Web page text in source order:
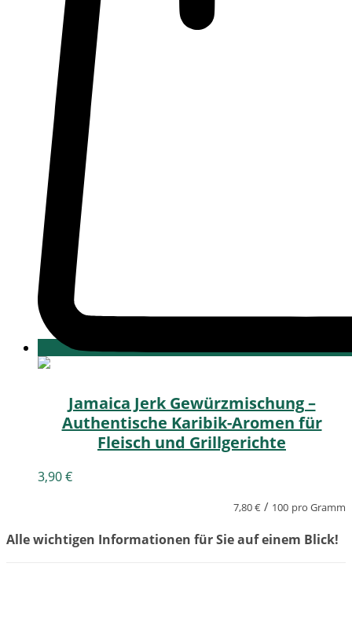
Jamaica Jerk Gewürzmischung –
Authentische Karibik-Aromen für
Fleisch und Grillgerichte
3,90€
7,80€ / 100 pro Gramm
Alle wichtigen Informationen für Sie auf einem Blick!